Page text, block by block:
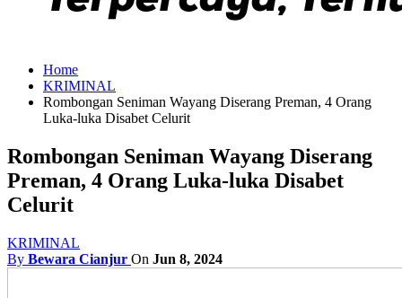
Home
KRIMINAL
Rombongan Seniman Wayang Diserang Preman, 4 Orang
Luka-luka Disabet Celurit
Rombongan Seniman Wayang Diserang
Preman, 4 Orang Luka-luka Disabet
Celurit
KRIMINAL
By Bewara Cianjur On Jun 8, 2024